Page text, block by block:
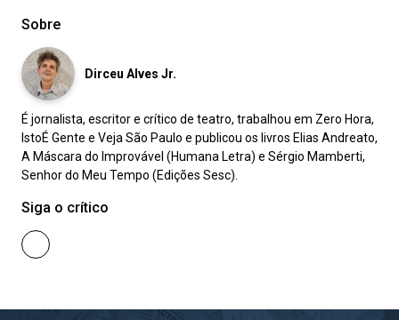
Sobre
Dirceu Alves Jr.
É jornalista, escritor e crítico de teatro, trabalhou em Zero Hora,
IstoÉ Gente e Veja São Paulo e publicou os livros Elias Andreato,
A Máscara do Improvável (Humana Letra) e Sérgio Mamberti,
Senhor do Meu Tempo (Edições Sesc).
Siga o crítico